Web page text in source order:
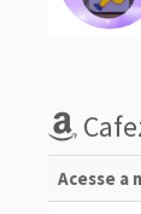
Acesse a